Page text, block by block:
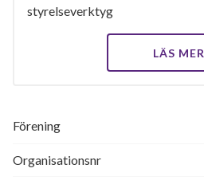
styrelseverktyg
LÄS MER
Förening
Organisationsnr